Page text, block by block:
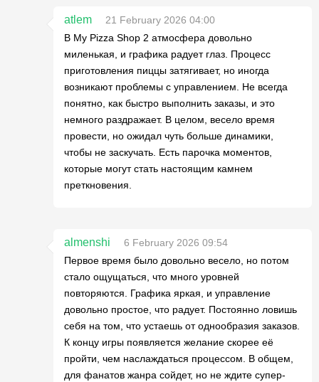
atlem
21 February 2026 04:00
В My Pizza Shop 2 атмосфера довольно
миленькая, и графика радует глаз. Процесс
приготовления пиццы затягивает, но иногда
возникают проблемы с управлением. Не всегда
понятно, как быстро выполнить заказы, и это
немного раздражает. В целом, весело время
провести, но ожидал чуть больше динамики,
чтобы не заскучать. Есть парочка моментов,
которые могут стать настоящим камнем
преткновения.
almenshi
6 February 2026 09:54
Первое время было довольно весело, но потом
стало ощущаться, что много уровней
повторяются. Графика яркая, и управление
довольно простое, что радует. Постоянно ловишь
себя на том, что устаешь от однообразия заказов.
К концу игры появляется желание скорее её
пройти, чем наслаждаться процессом. В общем,
для фанатов жанра сойдет, но не ждите супер-